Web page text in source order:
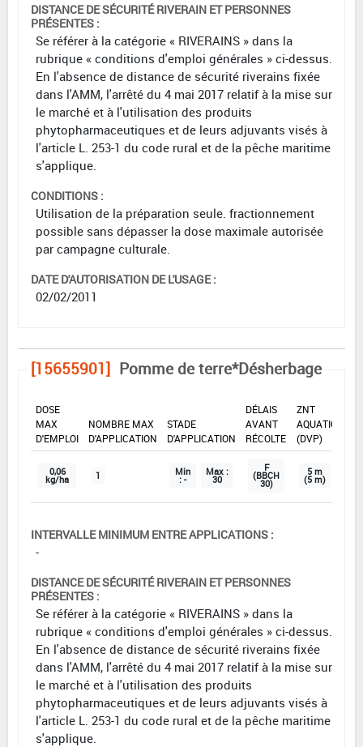
DISTANCE DE SÉCURITÉ RIVERAIN ET PERSONNES
PRÉSENTES :
Se référer à la catégorie « RIVERAINS » dans la
rubrique « conditions d'emploi générales » ci-dessus.
En l'absence de distance de sécurité riverains fixée
dans l'AMM, l'arrêté du 4 mai 2017 relatif à la mise sur
le marché et à l'utilisation des produits
phytopharmaceutiques et de leurs adjuvants visés à
l'article L. 253-1 du code rural et de la pêche maritime
s'applique.
CONDITIONS :
Utilisation de la préparation seule. fractionnement
possible sans dépasser la dose maximale autorisée
par campagne culturale.
DATE D'AUTORISATION DE L'USAGE :
02/02/2011
[15655901] Pomme de terre*Désherbage
DOSE
MAX
D'EMPLOI
NOMBRE MAX
D'APPLICATION
STADE
D'APPLICATION
DÉLAIS
AVANT
RÉCOLTE
ZNT
AQUATIQUE
(DVP)
0,06
kg/ha 1 Min
: -
Max :
30
F
(BBCH
30)
5 m
(5 m)
INTERVALLE MINIMUM ENTRE APPLICATIONS :
-
DISTANCE DE SÉCURITÉ RIVERAIN ET PERSONNES
PRÉSENTES :
Se référer à la catégorie « RIVERAINS » dans la
rubrique « conditions d'emploi générales » ci-dessus.
En l'absence de distance de sécurité riverains fixée
dans l'AMM, l'arrêté du 4 mai 2017 relatif à la mise sur
le marché et à l'utilisation des produits
phytopharmaceutiques et de leurs adjuvants visés à
l'article L. 253-1 du code rural et de la pêche maritime
s'applique.